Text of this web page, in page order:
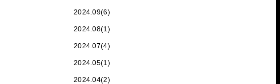
2024.09(6)
2024.08(1)
2024.07(4)
2024.05(1)
2024.04(2)